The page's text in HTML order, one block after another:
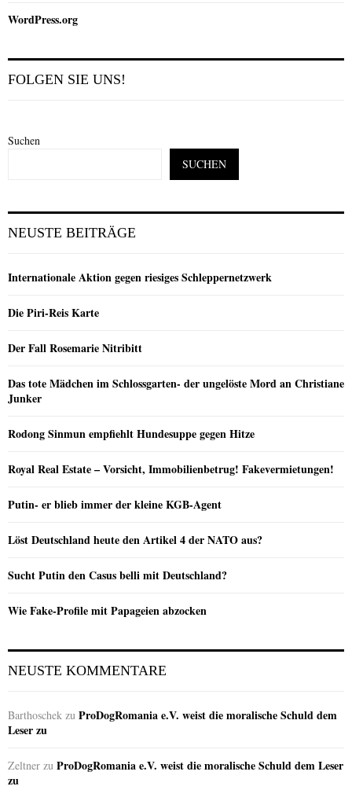
WordPress.org
FOLGEN SIE UNS!
Suchen
SUCHEN
NEUSTE BEITRÄGE
Internationale Aktion gegen riesiges Schleppernetzwerk
Die Piri-Reis Karte
Der Fall Rosemarie Nitribitt
Das tote Mädchen im Schlossgarten- der ungelöste Mord an Christiane
Junker
Rodong Sinmun empfiehlt Hundesuppe gegen Hitze
Royal Real Estate – Vorsicht, Immobilienbetrug! Fakevermietungen!
Putin- er blieb immer der kleine KGB-Agent
Löst Deutschland heute den Artikel 4 der NATO aus?
Sucht Putin den Casus belli mit Deutschland?
Wie Fake-Profile mit Papageien abzocken
NEUSTE KOMMENTARE
Barthoschek zu ProDogRomania e.V. weist die moralische Schuld dem
Leser zu
Zeltner zu ProDogRomania e.V. weist die moralische Schuld dem Leser
zu